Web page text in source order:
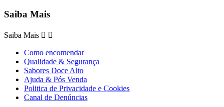
Saiba Mais
Saiba Mais  
Como encomendar
Qualidade & Segurança
Sabores Doce Alto
Ajuda & Pós Venda
Politica de Privacidade e Cookies
Canal de Denúncias